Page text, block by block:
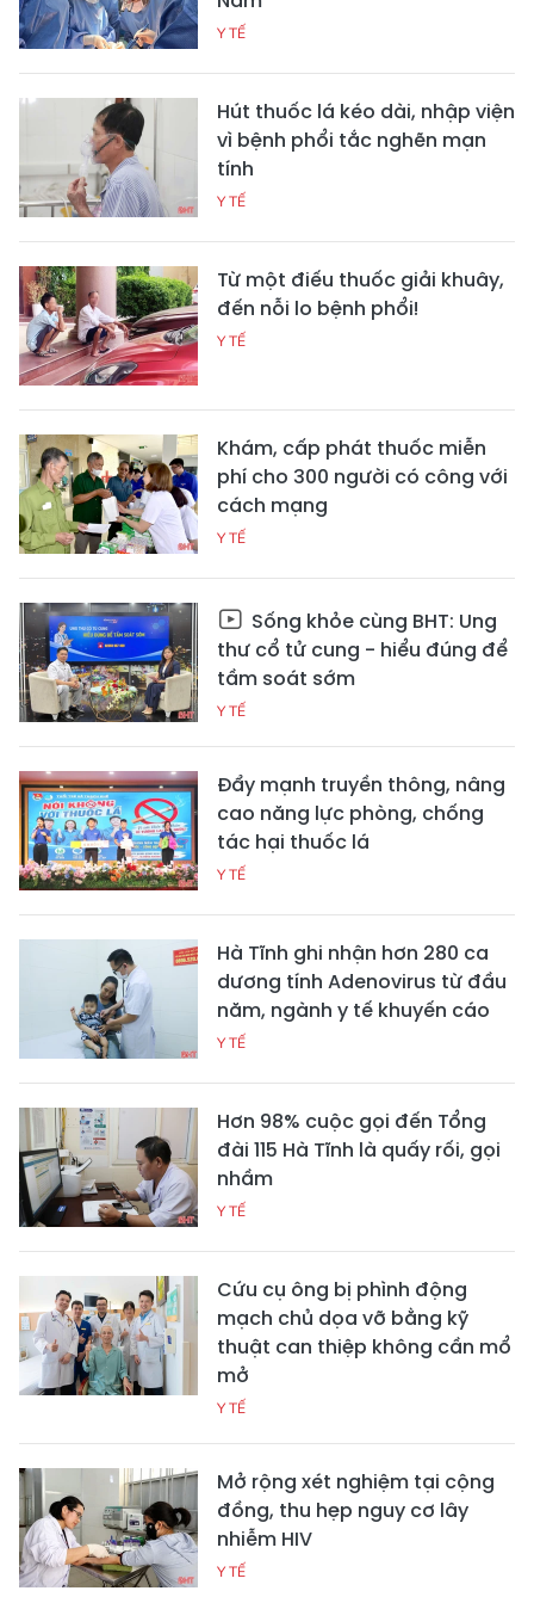
Y TẾ
Hút thuốc lá kéo dài, nhập viện
vì bệnh phổi tắc nghẽn mạn
tính
Y TẾ
Từ một điếu thuốc giải khuây,
đến nỗi lo bệnh phổi!
Y TẾ
Khám, cấp phát thuốc miễn
phí cho 300 người có công với
cách mạng
Y TẾ
Sống khỏe cùng BHT: Ung
thư cổ tử cung - hiểu đúng để
tầm soát sớm
Y TẾ
Đẩy mạnh truyền thông, nâng
cao năng lực phòng, chống
tác hại thuốc lá
Y TẾ
Hà Tĩnh ghi nhận hơn 280 ca
dương tính Adenovirus từ đầu
năm, ngành y tế khuyến cáo
Y TẾ
Hơn 98% cuộc gọi đến Tổng
đài 115 Hà Tĩnh là quấy rối, gọi
nhầm
Y TẾ
Cứu cụ ông bị phình động
mạch chủ dọa vỡ bằng kỹ
thuật can thiệp không cần mổ
mở
Y TẾ
Mở rộng xét nghiệm tại cộng
đồng, thu hẹp nguy cơ lây
nhiễm HIV
Y TẾ